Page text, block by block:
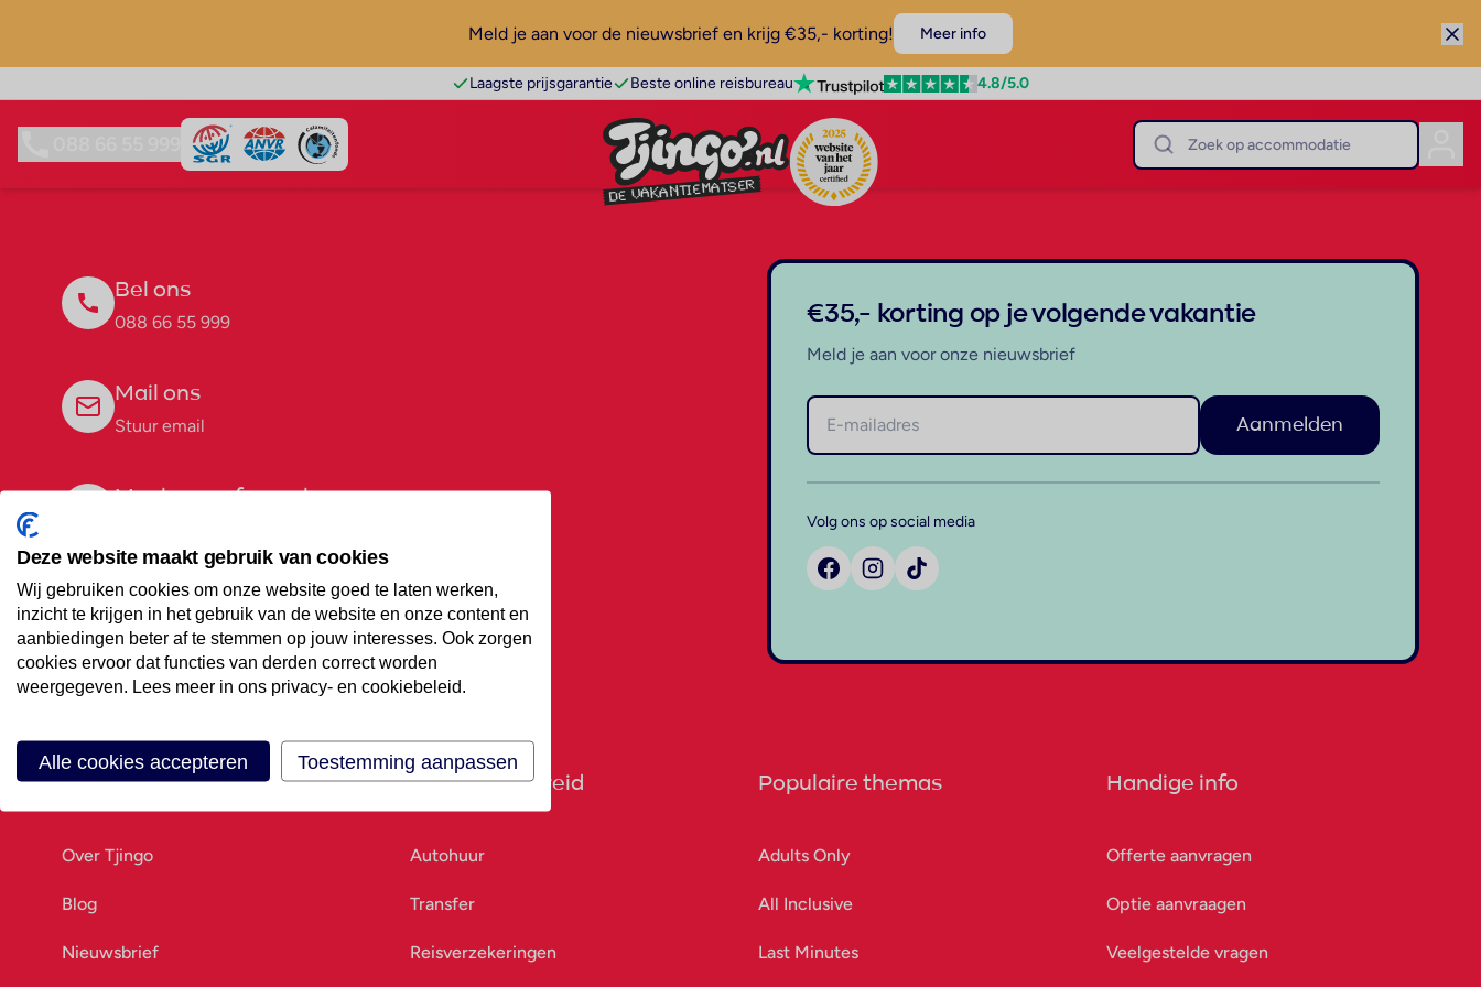
Meld je aan voor de nieuwsbrief en krijg €35,- korting! Meer info
Laagste prijsgarantie Beste online reisbureau 4.8/5.0
Bel ons
088 66 55 999
Mail ons
Stuur email
Maak een afspraak
Offerte aanvragen
Vraag offerte aan
€35,- korting op je volgende vakantie
Meld je aan voor onze nieuwsbrief
Aanmelden
Volg ons op social media
Ons bedrijf
Over Tjingo
Blog
Nieuwsbrief
Goed voorbereid
Autohuur
Transfer
Reisverzekeringen
Populaire themas
Adults Only
All Inclusive
Last Minutes
Handige info
Offerte aanvragen
Optie aanvraagen
Veelgestelde vragen
Deze website maakt gebruik van cookies
Wij gebruiken cookies om onze website goed te laten werken,
inzicht te krijgen in het gebruik van de website en onze content en
aanbiedingen beter af te stemmen op jouw interesses. Ook zorgen
cookies ervoor dat functies van derden correct worden
weergegeven. Lees meer in ons privacy- en cookiebeleid.
Alle cookies accepteren Toestemming aanpassen